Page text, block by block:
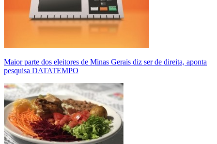
Maior parte dos eleitores de Minas Gerais diz ser de direita, aponta
pesquisa DATATEMPO